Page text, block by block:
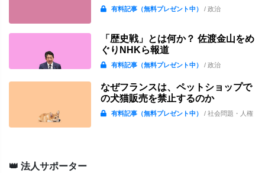
有料記事（無料プレゼント中）/ 政治
「歴史戦」とは何か？ 佐渡金山をめ
ぐりNHKら報道
有料記事（無料プレゼント中）/ 政治
なぜフランスは、ペットショップで
の犬猫販売を禁止するのか
有料記事（無料プレゼント中）/ 社会問題・人権
👑 法人サポーター